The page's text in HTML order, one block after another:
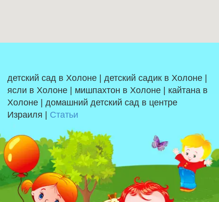
детский сад в Холоне | детский садик в Холоне |
ясли в Холоне | мишпахтон в Холоне | кайтана в
Холоне | домашний детский сад в центре
Израиля | Статьи